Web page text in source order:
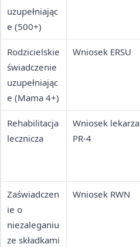
uzupełniając
e (500+)
Rodzicielskie
świadczenie
uzupełniając
e (Mama 4+)
Wniosek ERSU
Rehabilitacja
lecznicza
Wniosek lekarza
PR-4
Zaświadczen
ie o
niezaleganiu
ze składkami
Wniosek RWN